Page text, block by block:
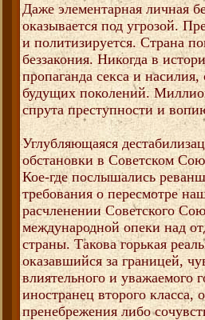
Даже элементарная личная
оказывается под угрозой.
и политизируется. Страна
беззакония. Никогда в
пропаганда секса и
будущих поколений.
спрута преступности и
Углубляющаяся
обстановки в Советском
Кое-где послышались
требования о пересмотре
расчленении Советского
международной опеки над
страны. Такова горькая
оказавшийся за границей,
влиятельного и уважаемого
иностранец второго класса,
пренебрежения либо